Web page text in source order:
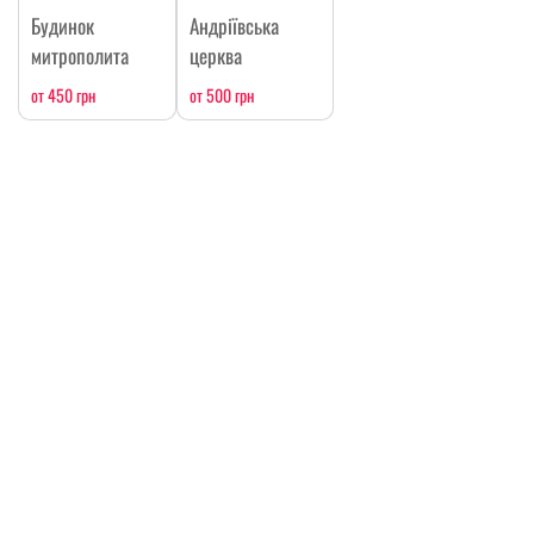
Будинок
митрополита
от 450 грн
Андріївська
церква
от 500 грн